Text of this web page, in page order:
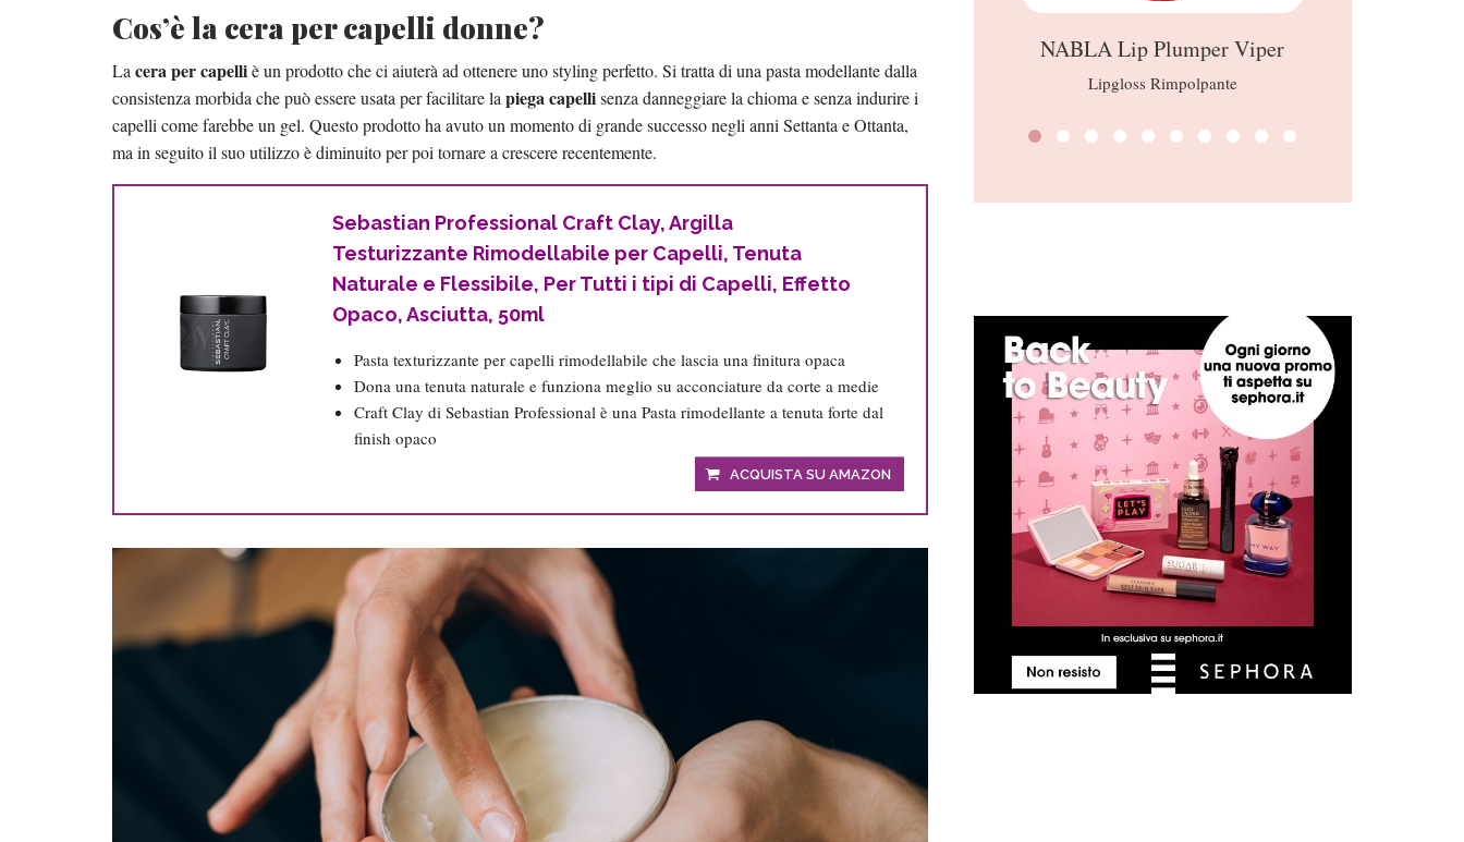
Cos’è la cera per capelli donne?
La cera per capelliè un prodotto che ci aiuterà ad ottenere uno styling perfetto. Si tratta di una pasta modellante dalla
consistenza morbida che può essere usata per facilitare la piega capellisenza danneggiare la chioma e senza indurire i
capelli come farebbe un gel. Questo prodotto ha avuto un momento di grande successo negli anni Settanta e Ottanta,
ma in seguito il suo utilizzo è diminuito per poi tornare a crescere recentemente.
Sebastian Professional Craft Clay, Argilla
Testurizzante Rimodellabile per Capelli, Tenuta
Naturale e Flessibile, Per Tutti i tipi di Capelli, Effetto
Opaco, Asciutta, 50ml
Pasta texturizzante per capelli rimodellabile che lascia una finitura opaca
Dona una tenuta naturale e funziona meglio su acconciature da corte a medie
Craft Clay di Sebastian Professional è una Pasta rimodellante a tenuta forte dal
finish opaco
ACQUISTA SU AMAZON
NABLA Lip Plumper Viper
Lipgloss Rimpolpante